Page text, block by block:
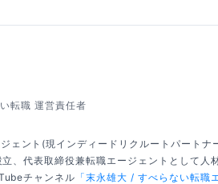
転職 運営責任者
ェント(現インディードリクルートパートナ
、代表取締役兼転職エージェントとして人
チャンネル 「末永雄大 / すべらない転職